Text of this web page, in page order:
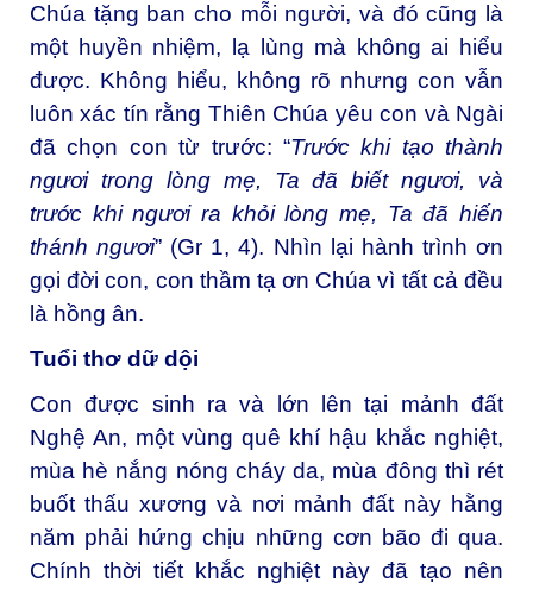
Chúa tặng ban cho mỗi người, và đó cũng là
một huyền nhiệm, lạ lùng mà không ai hiểu
được. Không hiểu, không rõ nhưng con vẫn
luôn xác tín rằng Thiên Chúa yêu con và Ngài
đã chọn con từ trước: “Trước khi tạo thành
ngươi trong lòng mẹ, Ta đã biết ngươi, và
trước khi ngươi ra khỏi lòng mẹ, Ta đã hiến
thánh ngươi” (Gr 1, 4). Nhìn lại hành trình ơn
gọi đời con, con thầm tạ ơn Chúa vì tất cả đều
là hồng ân.
Tuổi thơ dữ dội
Con được sinh ra và lớn lên tại mảnh đất
Nghệ An, một vùng quê khí hậu khắc nghiệt,
mùa hè nắng nóng cháy da, mùa đông thì rét
buốt thấu xương và nơi mảnh đất này hằng
năm phải hứng chịu những cơn bão đi qua.
Chính thời tiết khắc nghiệt này đã tạo nên